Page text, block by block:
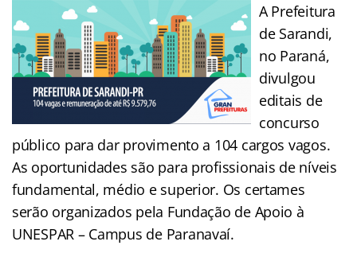
A Prefeitura
de Sarandi,
no Paraná,
divulgou
editais de
concurso
público para dar provimento a 104 cargos vagos.
As oportunidades são para profissionais de níveis
fundamental, médio e superior. Os certames
serão organizados pela Fundação de Apoio à
UNESPAR – Campus de Paranavaí.